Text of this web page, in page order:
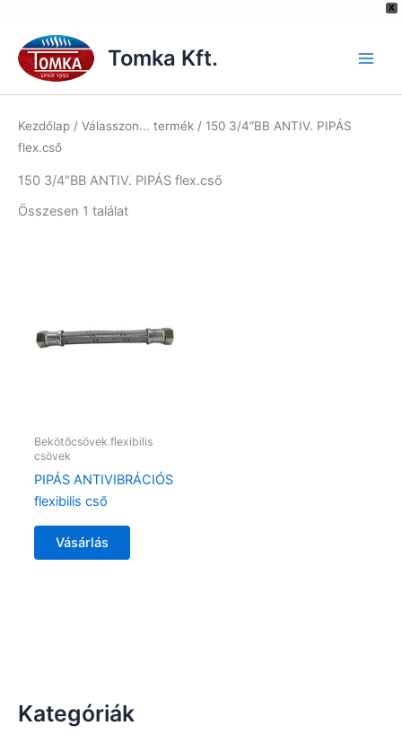
X
content
Tomka Kft.
Kategóriák
Kezdőlap / Válasszon... termék / 150 3/4″BB ANTIV. PIPÁS
flex.cső
150 3/4″BB ANTIV. PIPÁS flex.cső
Összesen 1 találat
Bekötőcsövek.flexibilis
csövek
PIPÁS ANTIVIBRÁCIÓS
flexibilis cső
Vásárlás